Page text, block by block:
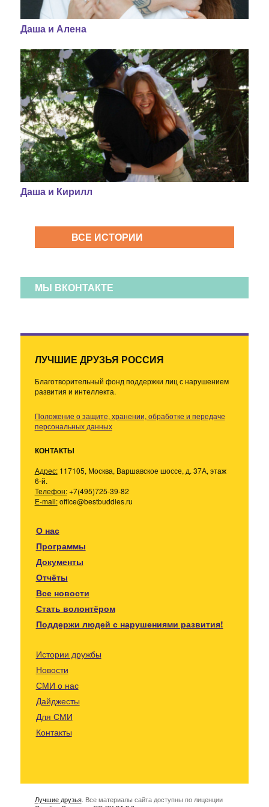
Даша и Алена
Даша и Кирилл
ВСЕ ИСТОРИИ
МЫ ВКОНТАКТЕ
ЛУЧШИЕ ДРУЗЬЯ РОССИЯ
Благотворительный фонд поддержки лиц с нарушением
развития и интеллекта.
Положение о защите, хранении, обработке и передаче
персональных данных
КОНТАКТЫ
Адрес:117105, Москва, Варшавское шоссе, д. 37А, этаж
6-й.
Телефон:+7(495)725-39-82
E-mail:office@bestbuddies.ru
О нас
Программы
Документы
Отчёты
Все новости
Стать волонтёром
Поддержи людей с нарушениями развития!
Истории дружбы
Новости
СМИ о нас
Дайджесты
Для СМИ
Контакты
Лучшие друзья. Все материалы сайта доступны по лиценции